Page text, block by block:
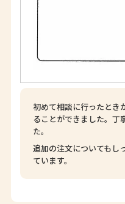
初めて相談に行ったとき
ることができました。丁
た。
追加の注文についてもし
ています。